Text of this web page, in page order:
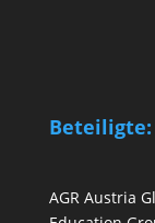
Beteiligte:
AGR Austria